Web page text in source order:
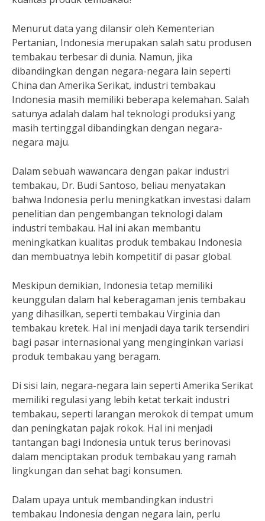
Menurut data yang dilansir oleh Kementerian
Pertanian, Indonesia merupakan salah satu produsen
tembakau terbesar di dunia. Namun, jika
dibandingkan dengan negara-negara lain seperti
China dan Amerika Serikat, industri tembakau
Indonesia masih memiliki beberapa kelemahan. Salah
satunya adalah dalam hal teknologi produksi yang
masih tertinggal dibandingkan dengan negara-
negara maju.
Dalam sebuah wawancara dengan pakar industri
tembakau, Dr. Budi Santoso, beliau menyatakan
bahwa Indonesia perlu meningkatkan investasi dalam
penelitian dan pengembangan teknologi dalam
industri tembakau. Hal ini akan membantu
meningkatkan kualitas produk tembakau Indonesia
dan membuatnya lebih kompetitif di pasar global.
Meskipun demikian, Indonesia tetap memiliki
keunggulan dalam hal keberagaman jenis tembakau
yang dihasilkan, seperti tembakau Virginia dan
tembakau kretek. Hal ini menjadi daya tarik tersendiri
bagi pasar internasional yang menginginkan variasi
produk tembakau yang beragam.
Di sisi lain, negara-negara lain seperti Amerika Serikat
memiliki regulasi yang lebih ketat terkait industri
tembakau, seperti larangan merokok di tempat umum
dan peningkatan pajak rokok. Hal ini menjadi
tantangan bagi Indonesia untuk terus berinovasi
dalam menciptakan produk tembakau yang ramah
lingkungan dan sehat bagi konsumen.
Dalam upaya untuk membandingkan industri
tembakau Indonesia dengan negara lain, perlu